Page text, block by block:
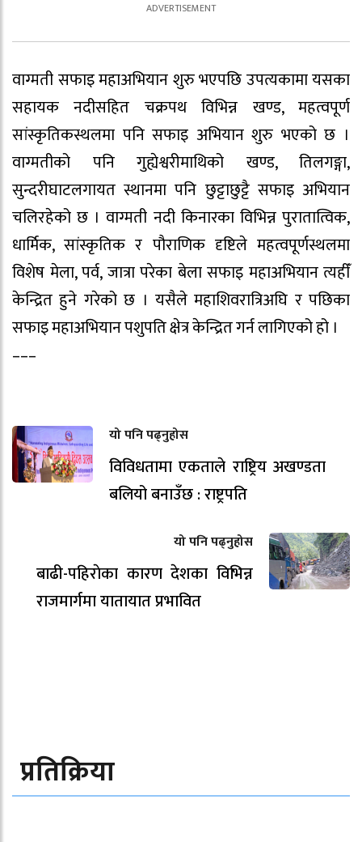
वाग्मती सफाइ महाअभियान शुरु भएपछि उपत्यकामा यसका
सहायक नदीसहित चक्रपथ विभिन्न खण्ड, महत्वपूर्ण
सांस्कृतिकस्थलमा पनि सफाइ अभियान शुरु भएको छ ।
वाग्मतीको पनि गुह्येश्वरीमाथिको खण्ड, तिलगङ्गा,
सुन्दरीघाटलगायत स्थानमा पनि छुट्टाछुट्टै सफाइ अभियान
चलिरहेको छ । वाग्मती नदी किनारका विभिन्न पुरातात्विक,
धार्मिक, सांस्कृतिक र पौराणिक दृष्टिले महत्वपूर्णस्थलमा
विशेष मेला, पर्व, जात्रा परेका बेला सफाइ महाअभियान त्यहीँ
केन्द्रित हुने गरेको छ । यसैले महाशिवरात्रिअघि र पछिका
सफाइ महाअभियान पशुपति क्षेत्र केन्द्रित गर्न लागिएको हो ।
–––
यो पनि पढ्नुहोस
विविधतामा एकताले राष्ट्रिय अखण्डता
बलियो बनाउँछ : राष्ट्रपति
यो पनि पढ्नुहोस
बाढी-पहिराेका कारण देशका विभिन्न
राजमार्गमा यातायात प्रभावित
प्रतिक्रिया